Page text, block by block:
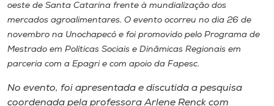
Selecione
A+
oeste de Santa Catarina frente à mundialização dos
mercados agroalimentares. O evento ocorreu no dia 26 de
novembro na Unochapecó e foi promovido pelo Programa de
Mestrado em Políticas Sociais e Dinâmicas Regionais em
parceria com a Epagri e com apoio da Fapesc.
No evento, foi apresentada e discutida a pesquisa
coordenada pela professora Arlene Renck com